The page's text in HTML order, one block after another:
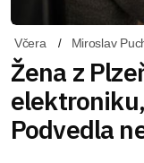
Včera Miroslav
Žena z
Podvedla